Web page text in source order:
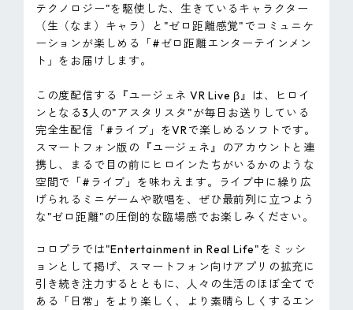
テクノロジー"を駆使した、生きているキャラクター
（生（なま）キャラ）と"ゼロ距離感覚"でコミュニケ
ーションが楽しめる「#ゼロ距離エンターテインメン
ト」をお届けします。
この度配信する『ユージェネ VR Live β』は、ヒロイ
ンとなる3人の"アスタリスタ"が毎日お送りしている
完全生配信「#ライブ」をVRで楽しめるソフトです。
スマートフォン版の『ユージェネ』のアカウントと連
携し、まるで目の前にヒロインたちがいるかのような
空間で「#ライブ」を味わえます。ライブ中に繰り広
げられるミニゲームや歌唱を、ぜひ最前列に立つよう
な"ゼロ距離"の圧倒的な臨場感でお楽しみください。
コロプラでは"Entertainment in Real Life"をミッシ
ョンとして掲げ、スマートフォン向けアプリの拡充に
引き続き注力するとともに、人々の生活のほぼ全てで
ある「日常」をより楽しく、より素晴らしくするエン